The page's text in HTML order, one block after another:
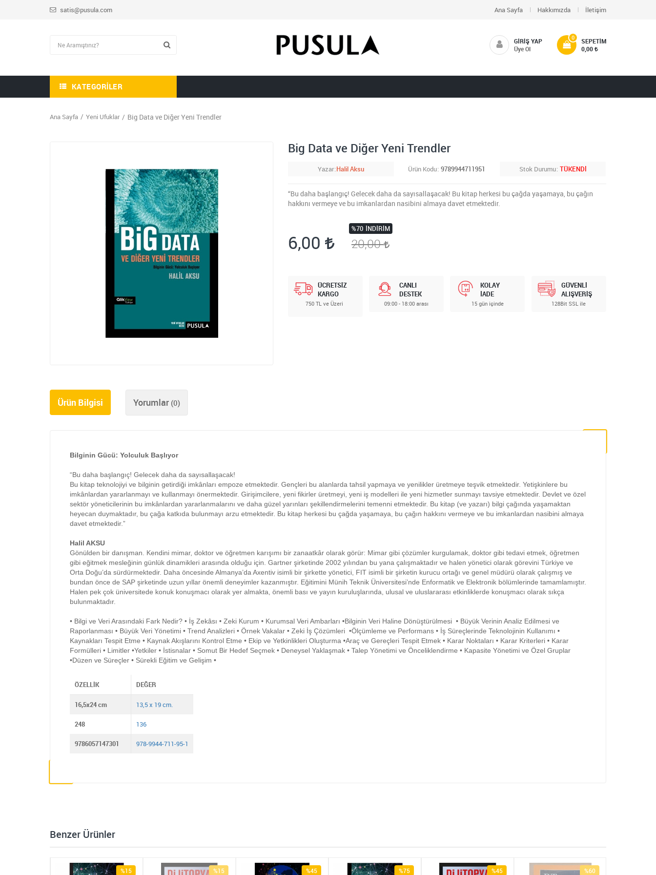
satis@pusula.com Ana Sayfa Hakkımızda İletişim
SEPETIM
0
0,00
GIRIŞ YAP
Üye Ol
KATEGORILER
Ana Sayfa Yeni Ufuklar Big Data ve Diğer Yeni Trendler
Big Data ve Diğer Yeni Trendler
Yazar Halil Aksu Ürün Kodu 9789944711951 Stok Durumu TÜKENDİ
“Bu daha başlangıç! Gelecek daha da sayısallaşacak! Bu kitap herkesi bu çağda yaşamaya, bu çağın
hakkını vermeye ve bu imkanlardan nasibini almaya davet etmektedir.
6,00
%70 İNDIRIM
20,00
ÜCRETSİZ
KARGO
750 TL ve Üzeri
CANLI
DESTEK
09:00 - 18:00 arası
KOLAY
İADE
15 gün içinde
GÜVENLİ
ALIŞVERİŞ
128Bit SSL ile
Ürün Bilgisi Yorumlar (0)
Bilginin Gücü: Yolculuk Başlıyor
“Bu daha başlangıç! Gelecek daha da sayısallaşacak!
Bu kitap teknolojiyi ve bilginin getirdiği imkânları empoze etmektedir. Gençleri bu alanlarda tahsil yapmaya ve yenilikler üretmeye teşvik etmektedir. Yetişkinlere bu
imkânlardan yararlanmayı ve kullanmayı önermektedir. Girişimcilere, yeni fikirler üretmeyi, yeni iş modelleri ile yeni hizmetler sunmayı tavsiye etmektedir. Devlet ve özel
sektör yöneticilerinin bu imkânlardan yararlanmalarını ve daha güzel yarınları şekillendirmelerini temenni etmektedir. Bu kitap (ve yazarı) bilgi çağında yaşamaktan
heyecan duymaktadır, bu çağa katkıda bulunmayı arzu etmektedir. Bu kitap herkesi bu çağda yaşamaya, bu çağın hakkını vermeye ve bu imkanlardan nasibini almaya
davet etmektedir.”
Halil AKSU
Gönülden bir danışman. Kendini mimar, doktor ve öğretmen karışımı bir zanaatkâr olarak görür: Mimar gibi çözümler kurgulamak, doktor gibi tedavi etmek, öğretmen
gibi eğitmek mesleğinin günlük dinamikleri arasında olduğu için. Gartner şirketinde 2002 yılından bu yana çalışmaktadır ve halen yönetici olarak görevini Türkiye ve
Orta Doğu’da sürdürmektedir. Daha öncesinde Almanya’da Axentiv isimli bir şirkette yönetici, FIT isimli bir şirketin kurucu ortağı ve genel müdürü olarak çalışmış ve
bundan önce de SAP şirketinde uzun yıllar önemli deneyimler kazanmıştır. Eğitimini Münih Teknik Üniversitesi’nde Enformatik ve Elektronik bölümlerinde tamamlamıştır.
Halen pek çok üniversitede konuk konuşmacı olarak yer almakta, önemli bası ve yayın kuruluşlarında, ulusal ve uluslararası etkinliklerde konuşmacı olarak sıkça
bulunmaktadır.
• Bilgi ve Veri Arasındaki Fark Nedir? • İş Zekâsı • Zeki Kurum • Kurumsal Veri Ambarları •Bilginin Veri Haline Dönüştürülmesi • Büyük Verinin Analiz Edilmesi ve
Raporlanması • Büyük Veri Yönetimi • Trend Analizleri • Örnek Vakalar • Zeki İş Çözümleri •Ölçümleme ve Performans • İş Süreçlerinde Teknolojinin Kullanımı •
Kaynakları Tespit Etme • Kaynak Akışlarını Kontrol Etme • Ekip ve Yetkinlikleri Oluşturma •Araç ve Gereçleri Tespit Etmek • Karar Noktaları • Karar Kriterleri • Karar
Formülleri • Limitler •Yetkiler • İstisnalar • Somut Bir Hedef Seçmek • Deneysel Yaklaşmak • Talep Yönetimi ve Önceliklendirme • Kapasite Yönetimi ve Özel Gruplar
•Düzen ve Süreçler • Sürekli Eğitim ve Gelişim •
ÖZELLIK DEĞER
16,5x24 cm 13,5 x 19 cm.
248 136
9786057147301 978-9944-711-95-1
Benzer Ürünler
%15 %15 %45 %75 %45 %60